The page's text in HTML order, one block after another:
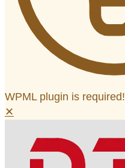
WPML plugin is required!
✕